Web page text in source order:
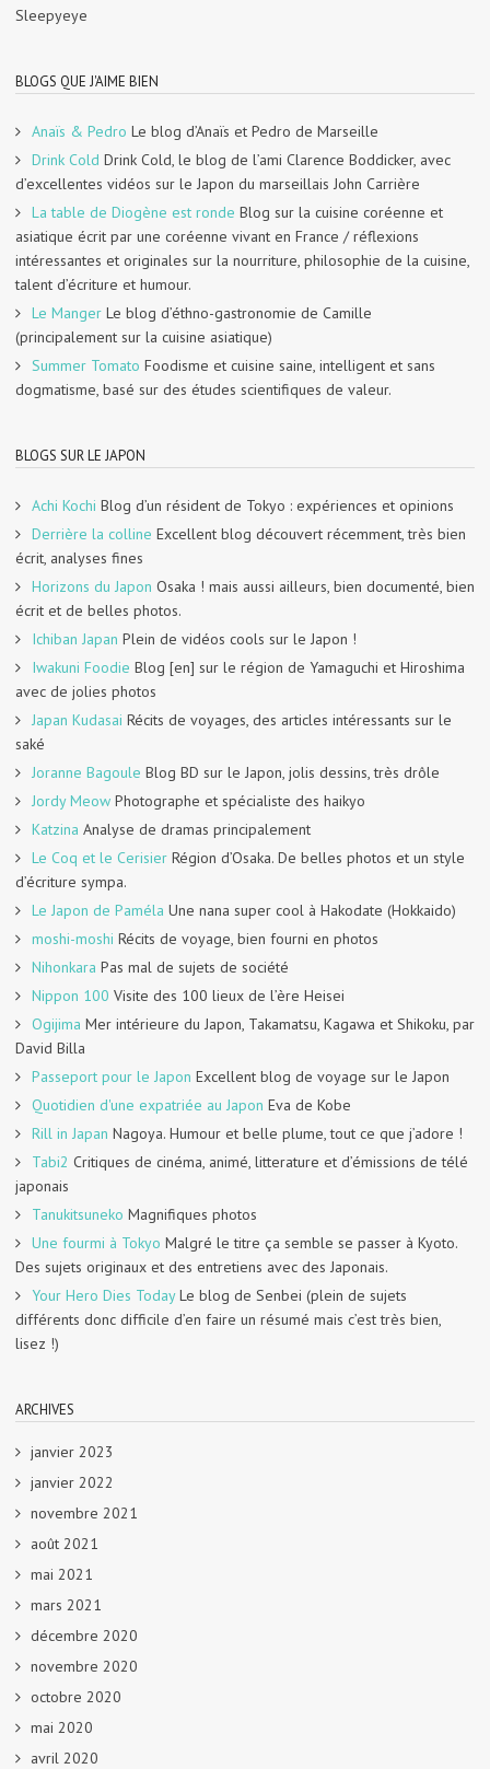
Sleepyeye
BLOGS QUE J'AIME BIEN
Anaïs & Pedro Le blog d’Anaïs et Pedro de Marseille
Drink Cold Drink Cold, le blog de l’ami Clarence Boddicker, avec
d’excellentes vidéos sur le Japon du marseillais John Carrière
La table de Diogène est ronde Blog sur la cuisine coréenne et
asiatique écrit par une coréenne vivant en France / réflexions
intéressantes et originales sur la nourriture, philosophie de la cuisine,
talent d’écriture et humour.
Le Manger Le blog d’éthno-gastronomie de Camille
(principalement sur la cuisine asiatique)
Summer Tomato Foodisme et cuisine saine, intelligent et sans
dogmatisme, basé sur des études scientifiques de valeur.
BLOGS SUR LE JAPON
Achi Kochi Blog d’un résident de Tokyo : expériences et opinions
Derrière la colline Excellent blog découvert récemment, très bien
écrit, analyses fines
Horizons du Japon Osaka ! mais aussi ailleurs, bien documenté, bien
écrit et de belles photos.
Ichiban Japan Plein de vidéos cools sur le Japon !
Iwakuni Foodie Blog [en] sur le région de Yamaguchi et Hiroshima
avec de jolies photos
Japan Kudasai Récits de voyages, des articles intéressants sur le
saké
Joranne Bagoule Blog BD sur le Japon, jolis dessins, très drôle
Jordy Meow Photographe et spécialiste des haikyo
Katzina Analyse de dramas principalement
Le Coq et le Cerisier Région d’Osaka. De belles photos et un style
d’écriture sympa.
Le Japon de Paméla Une nana super cool à Hakodate (Hokkaido)
moshi-moshi Récits de voyage, bien fourni en photos
Nihonkara Pas mal de sujets de société
Nippon 100 Visite des 100 lieux de l’ère Heisei
Ogijima Mer intérieure du Japon, Takamatsu, Kagawa et Shikoku, par
David Billa
Passeport pour le Japon Excellent blog de voyage sur le Japon
Quotidien d'une expatriée au Japon Eva de Kobe
Rill in Japan Nagoya. Humour et belle plume, tout ce que j’adore !
Tabi2 Critiques de cinéma, animé, litterature et d’émissions de télé
japonais
Tanukitsuneko Magnifiques photos
Une fourmi à Tokyo Malgré le titre ça semble se passer à Kyoto.
Des sujets originaux et des entretiens avec des Japonais.
Your Hero Dies TodayLe blog de Senbei (plein de sujets
différents donc difficile d’en faire un résumé mais c’est très bien,
lisez !)
ARCHIVES
janvier 2023
janvier 2022
novembre 2021
août 2021
mai 2021
mars 2021
décembre 2020
novembre 2020
octobre 2020
mai 2020
avril 2020